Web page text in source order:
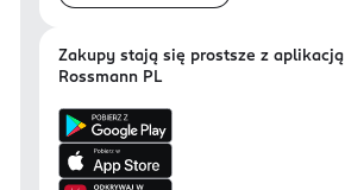
Zakupy stają się prostsze z aplikacją
Rossmann PL